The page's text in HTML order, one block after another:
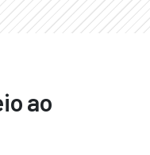
ao